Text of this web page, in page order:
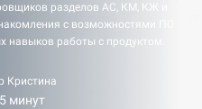
разделов АС, КМ, КЖ и
с возможностями ПО
навыков работы c продуктом.
Кристина
минут